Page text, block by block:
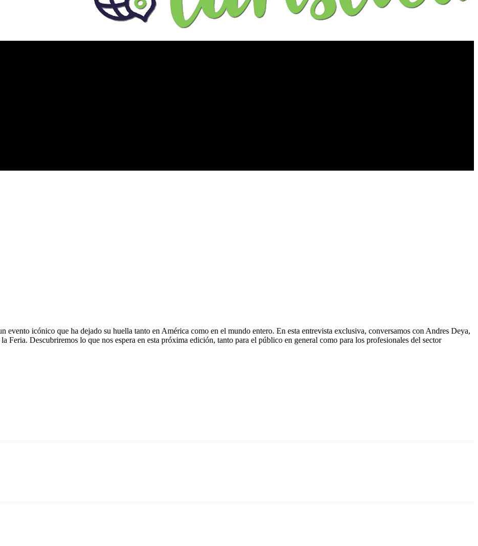
icónico que ha dejado su huella tanto en América como en el mundo entero. En esta entrevista exclusiva, conversamos con Andres Deya,
Feria. Descubriremos lo que nos espera en esta próxima edición, tanto para el público en general como para los profesionales del sector